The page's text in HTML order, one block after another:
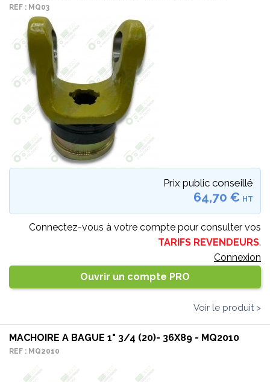
REF : MQ03
Prix public conseillé
64,70 € HT
Connectez-vous à votre compte pour consulter vos
TARIFS REVENDEURS.
Connexion
Ouvrir un compte PRO
Voir le produit >
MACHOIRE A BAGUE 1" 3/4 (20)- 36X89 - MQ2010
REF : MQ2010